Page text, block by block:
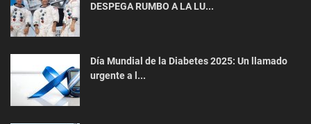
El Sector de la Construcción en Paraguay Apunta
a Crecer Hasta un 25% ...
DESPEGA RUMBO A LA LU...
Día Mundial de la Diabetes 2025: Un llamado
urgente a l...